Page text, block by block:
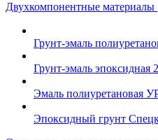
Двухкомпонентные материалы
Грунт-эмаль
Грунт-эмаль
Эмаль полиуретановая
Эпоксидный грунт